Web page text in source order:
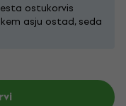
ostukorvis
asju ostad, seda